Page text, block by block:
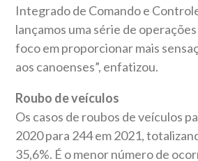
Integrado de Comando e
lançamos uma série de
foco em proporcionar mais
aos canoenses”, enfatizou.
Roubo de veículos
Os casos de roubos de veículos
2020 para 244 em 2021,
35,6%. É o menor número de